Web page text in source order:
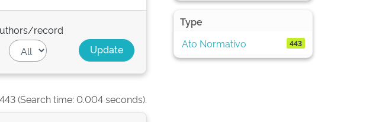
record
(Search time: 0.004 seconds).
Type
Ato Normativo
443